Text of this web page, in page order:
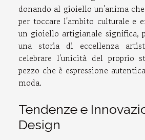
donando al gioiello un'anima
per toccare l'ambito culturale e
un gioiello artigianale significa,
una storia di eccellenza
celebrare l'unicità del proprio
pezzo che è espressione
moda.
Tendenze e
Design